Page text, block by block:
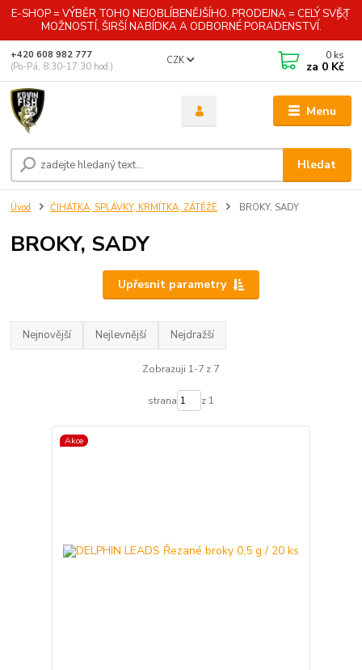
E-SHOP = VÝBĚR TOHO NEJOBLÍBENĚJŠÍHO. PRODEJNA = CELÝ SVĚT
MOŽNOSTÍ, ŠIRŠÍ NABÍDKA A ODBORNÉ PORADENSTVÍ.
Menu
CZK
Hledat
+420 608 982 777
(Po-Pá, 8:30-17:30 hod.)
0 ks
za 0 Kč
Úvod ČIHÁTKA, SPLÁVKY, KRMÍTKA, ZÁTĚŽE BROKY, SADY
BROKY, SADY
Upřesnit parametry
Nejnovější Nejlevnější Nejdražší
Zobrazuji 1-7 z 7
strana z 1
Akce